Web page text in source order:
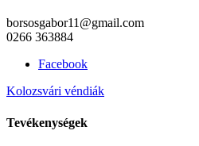
borsosgabor11@gmail.com
0266 363884
Facebook
Kolozsvári véndiák
Tevékenységek